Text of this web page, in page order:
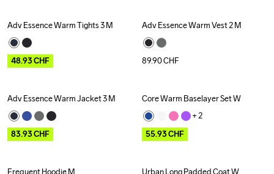
Outlet
Adv Essence Warm Tights 3 M
48.93CHF
Adv Essence Warm Vest 2 M
89.90CHF
Outlet
Adv Essence Warm Jacket 3 M
83.93CHF
Outlet
Core Warm Baselayer Set W
+ 2
55.93CHF
Frequent Hoodie M
Urban Long Padded Coat W